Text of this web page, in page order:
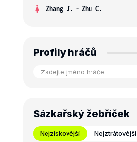
Zhang J. - Zhu C.
Profily hráčů
Sázkařský žebříček
Nejziskovější Nejztrátovější